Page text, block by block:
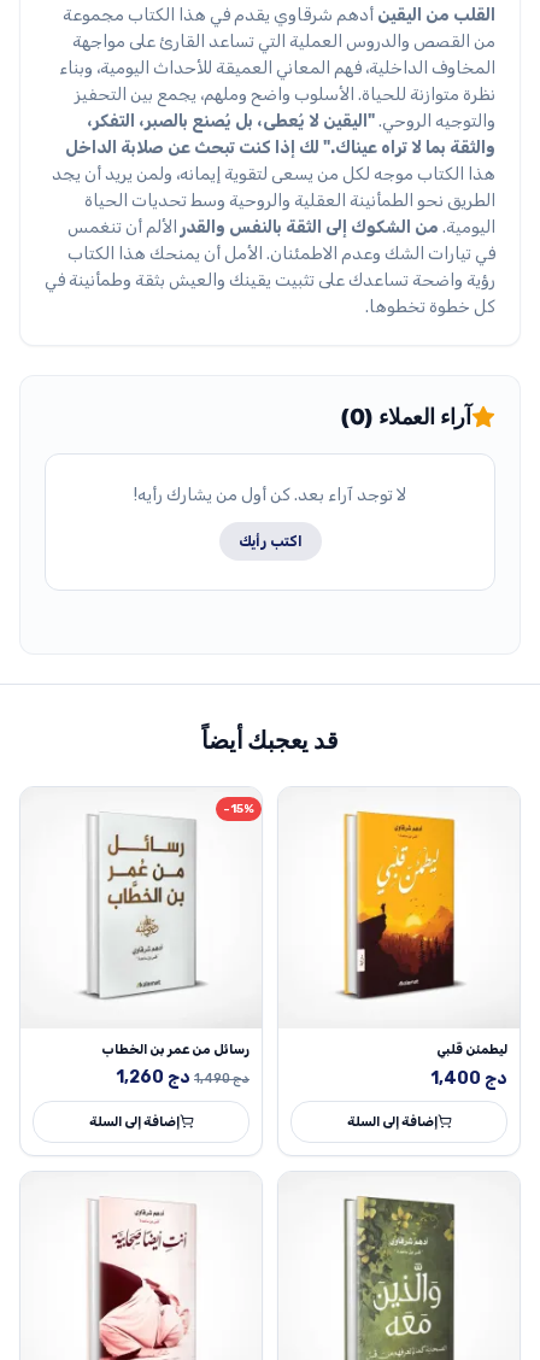
القلب من اليقين أدهم شرقاوي يقدم في هذا الكتاب مجموعة
من القصص والدروس العملية التي تساعد القارئ على مواجهة
المخاوف الداخلية، فهم المعاني العميقة للأحداث اليومية، وبناء
نظرة متوازنة للحياة. الأسلوب واضح وملهم، يجمع بين التحفيز
والتوجيه الروحي."اليقين لا يُعطى، بل يُصنع بالصبر، التفكر،
والثقة بما لا تراه عيناك." لك إذا كنت تبحث عن صلابة الداخل
هذا الكتاب موجه لكل من يسعى لتقوية إيمانه، ولمن يريد أن يجد
الطريق نحو الطمأنينة العقلية والروحية وسط تحديات الحياة
اليومية. من الشكوك إلى الثقة بالنفس والقدر الألم أن تنغمس
في تيارات الشك وعدم الاطمئنان. الأمل أن يمنحك هذا الكتاب
رؤية واضحة تساعدك على تثبيت يقينك والعيش بثقة وطمأنينة في
كل خطوة تخطوها.
آراء العملاء (0)
لا توجد آراء بعد. كن أول من يشارك رأيه!
اكتب رأيك
قد يعجبك أيضاً
ليطمئن قلبي
1,400 دج
إضافة إلى السلة
-15%
رسائل من عمر بن الخطاب
1,490دج
السعر
الأصلي
هو:
1,490 دج.
1,260 دج
السعر
الحالي
هو:
1,260 دج.
إضافة إلى السلة